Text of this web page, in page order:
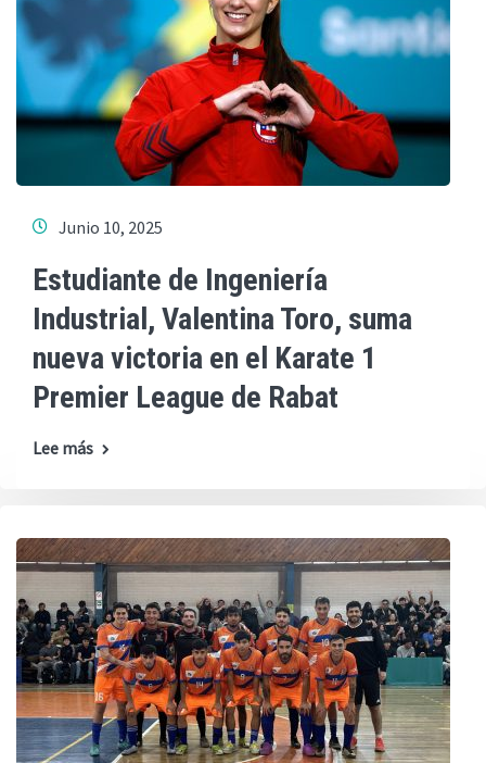
Junio 10, 2025
Estudiante de Ingeniería
Industrial, Valentina Toro, suma
nueva victoria en el Karate 1
Premier League de Rabat
Lee más